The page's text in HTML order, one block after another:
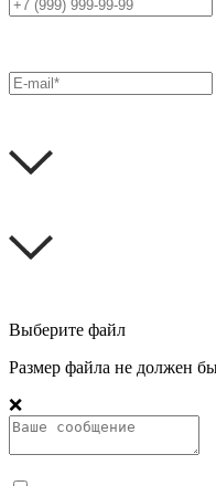
Выберите файл
Размер файла не должен
❌